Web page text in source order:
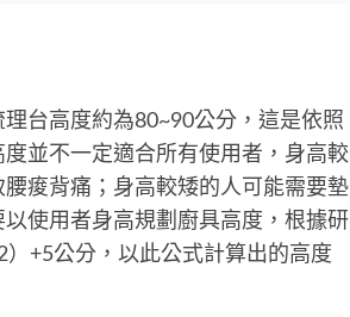
台高度約為80~90公分，這是依照
並不一定適合所有使用者，身高較
痠背痛；身高較矮的人可能需要墊
使用者身高規劃廚具高度，根據研
+5公分，以此公式計算出的高度